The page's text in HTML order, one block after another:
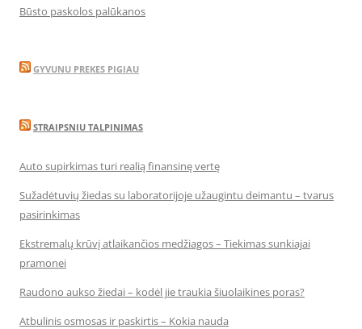
Būsto paskolos palūkanos
GYVUNU PREKES PIGIAU
STRAIPSNIU TALPINIMAS
Auto supirkimas turi realią finansinę vertę
Sužadėtuvių žiedas su laboratorijoje užaugintu deimantu – tvarus
pasirinkimas
Ekstremalų krūvį atlaikančios medžiagos – Tiekimas sunkiajai
pramonei
Raudono aukso žiedai – kodėl jie traukia šiuolaikines poras?
Atbulinis osmosas ir paskirtis – Kokia nauda